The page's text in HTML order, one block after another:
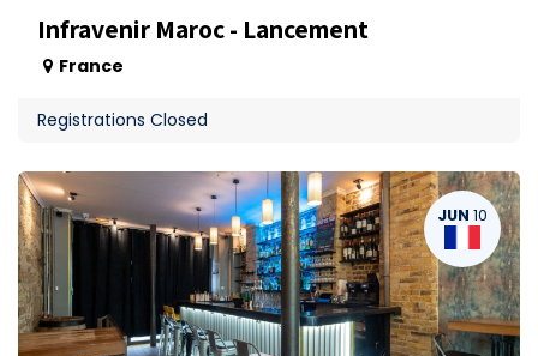
Infravenir Maroc - Lancement
France
Registrations Closed
JUN 10